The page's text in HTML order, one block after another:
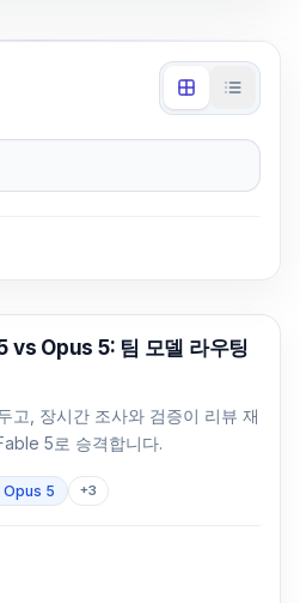
Opus 5: 팀 모델 라우팅
고, 장시간 조사와 검증이 리뷰 재
5로 승격합니다.
5 +3